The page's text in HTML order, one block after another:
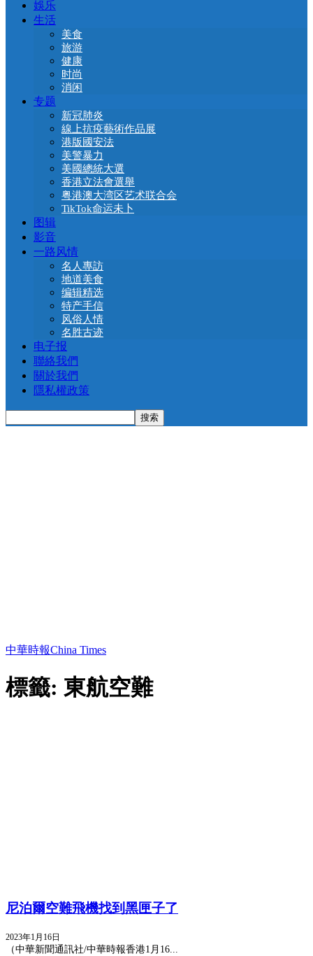
娛乐
生活
美食
旅游
健康
时尚
消闲
专题
新冠肺炎
線上抗疫藝術作品展
港版國安法
美警暴力
美國總統大選
香港立法會選舉
粤港澳大湾区艺术联合会
TikTok命运未卜
图辑
影音
一路风情
名人專訪
地道美食
编辑精选
特产手信
风俗人情
名胜古迹
电子报
聯絡我們
關於我們
隱私權政策
中華時報China Times
標籤: 東航空難
尼泊爾空難飛機找到黑匣子了
2023年1月16日
（中華新聞通訊社/中華時報香港1月16...